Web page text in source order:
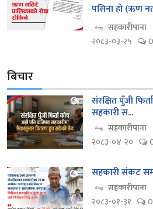
पसिना हो (ऋण
सहकारीपाना
२०८३-०३-२५
0
बिचार
संरक्षित पुँजी
सहकारी स...
सहकारीपाना
२०८३-०४-२०
सहकारी संकट
सहकारीपाना
२०८३-०१-३१
0